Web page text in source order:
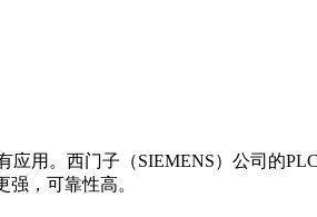
用。西门子（SIEMENS）公司的
强，可靠性高。